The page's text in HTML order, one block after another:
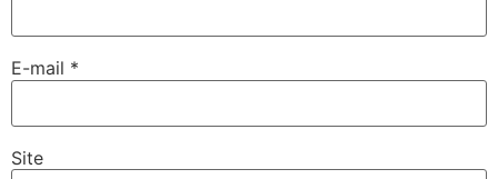
E-mail *
Site